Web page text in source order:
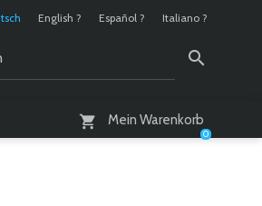
English ? Español ? Italiano ?
Mein Warenkorb
0